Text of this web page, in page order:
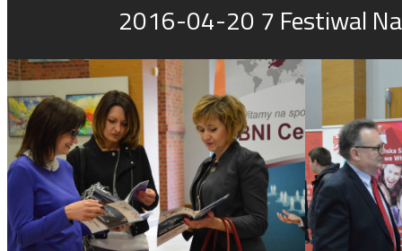
2016-04-20 7 Festiwal